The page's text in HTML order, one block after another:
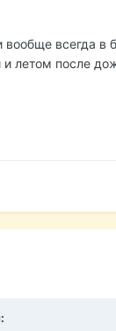
всегда в
летом после